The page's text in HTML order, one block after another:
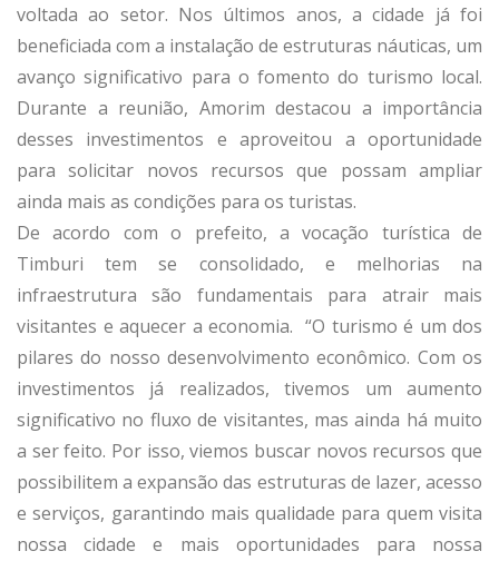
voltada ao setor. Nos últimos anos, a cidade já foi
beneficiada com a instalação de estruturas náuticas, um
avanço significativo para o fomento do turismo local.
Durante a reunião, Amorim destacou a importância
desses investimentos e aproveitou a oportunidade
para solicitar novos recursos que possam ampliar
ainda mais as condições para os turistas.
De acordo com o prefeito, a vocação turística de
Timburi tem se consolidado, e melhorias na
infraestrutura são fundamentais para atrair mais
visitantes e aquecer a economia. “O turismo é um dos
pilares do nosso desenvolvimento econômico. Com os
investimentos já realizados, tivemos um aumento
significativo no fluxo de visitantes, mas ainda há muito
a ser feito. Por isso, viemos buscar novos recursos que
possibilitem a expansão das estruturas de lazer, acesso
e serviços, garantindo mais qualidade para quem visita
nossa cidade e mais oportunidades para nossa